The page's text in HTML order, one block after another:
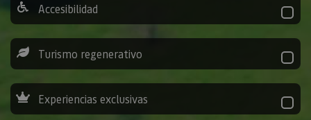
Accesibilidad
Turismo regenerativo
Experiencias exclusivas